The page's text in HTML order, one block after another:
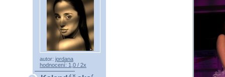
autor: jordana
hodnocení: 1,0 / 2x